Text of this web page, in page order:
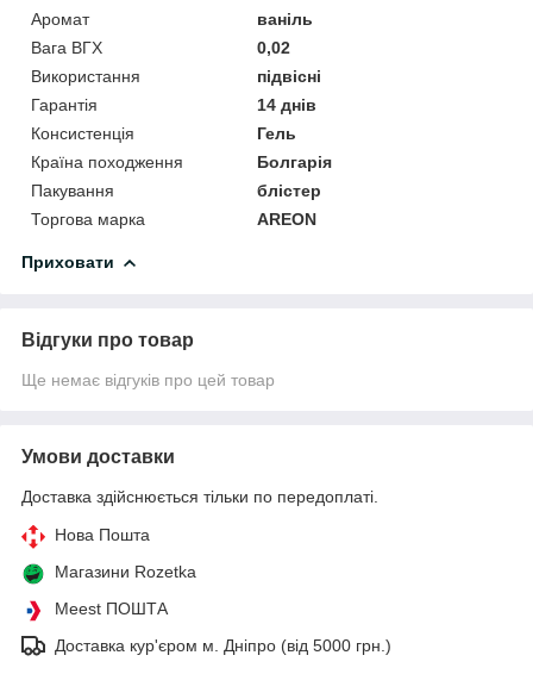
Аромат
ваніль
Вага ВГХ
0,02
Використання
підвісні
Гарантія
14 днів
Консистенція
Гель
Країна походження
Болгарія
Пакування
блістер
Торгова марка
AREON
Приховати
Відгуки про товар
Ще немає відгуків про цей товар
Умови доставки
Доставка здійснюється тільки по передоплаті.
Нова Пошта
Магазини Rozetka
Meest ПОШТА
Доставка кур'єром м. Дніпро (від 5000 грн.)